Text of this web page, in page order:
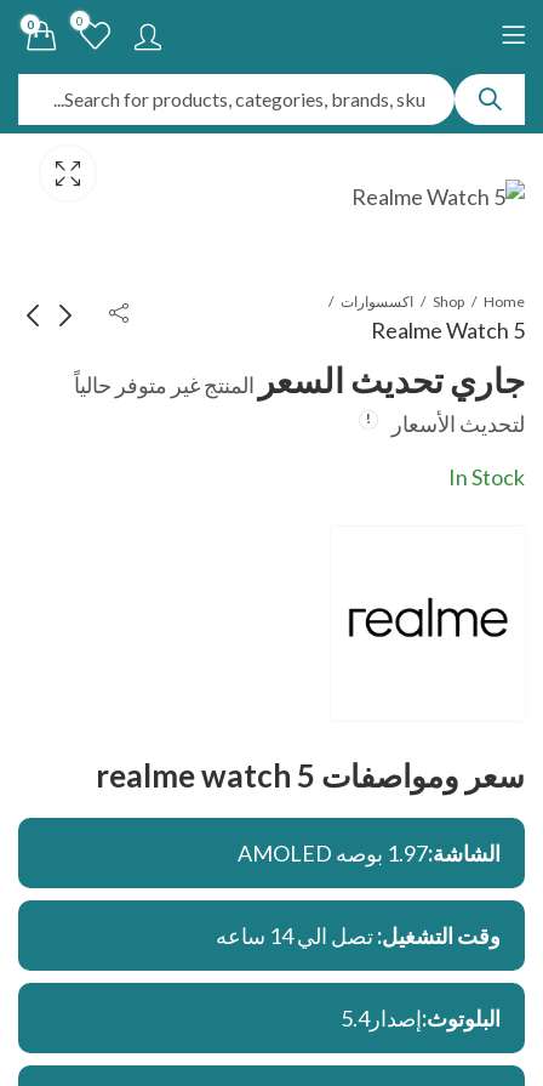
0
0
Home
Shop اكسسوارات
Realme Watch 5
realme buds t200
Huawei
جاري تحديث السعر المنتج غير متوفر حالياً
لتحديث الأسعار
In Stock
سعر ومواصفات realme watch 5
الشاشة:1.97 بوصه AMOLED
وقت التشغيل:تصل الي 14 ساعه
البلوتوث:إصدار5.4